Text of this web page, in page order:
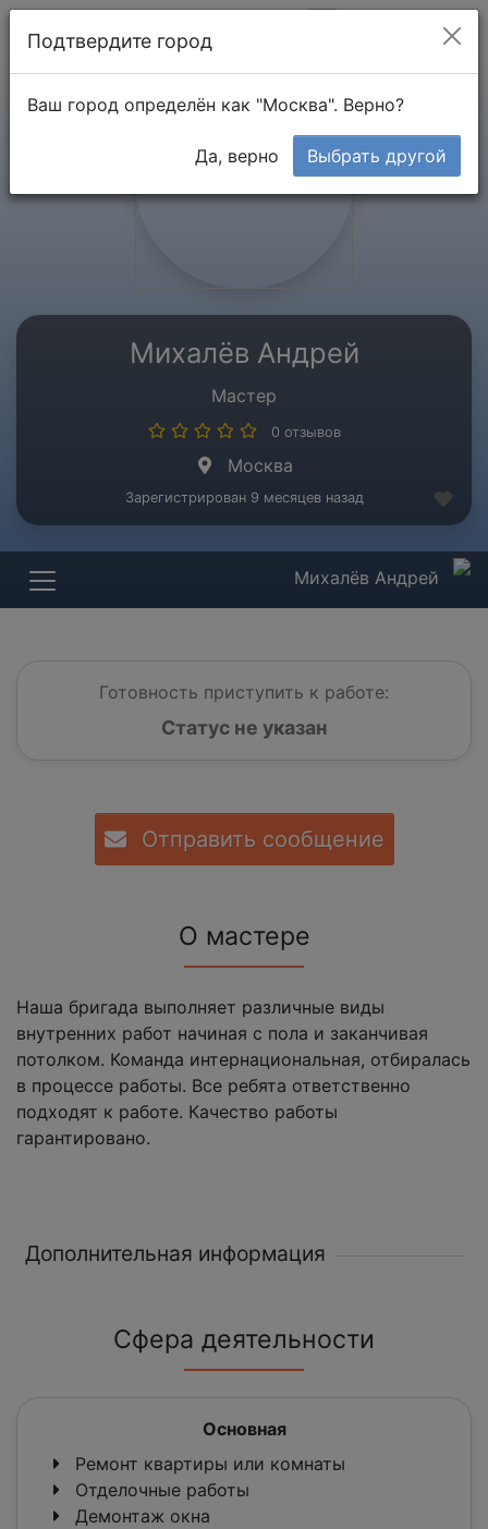
Михалёв Андрей
Мастер
0 отзывов
Москва
Зарегистрирован 9 месяцев назад
Михалёв Андрей
Готовность приступить к работе:
Статус не указан
Отправить сообщение
О мастере
Наша бригада выполняет различные виды
внутренних работ начиная с пола и заканчивая
потолком. Команда интернациональная, отбиралась
в процессе работы. Все ребята ответственно
подходят к работе. Качество работы
гарантировано.
Дополнительная информация
Сфера деятельности
Основная
Ремонт квартиры или комнаты
Отделочные работы
Демонтаж окна
Подтвердите город
Ваш город определён как "Москва". Верно?
Да, верно Выбрать другой